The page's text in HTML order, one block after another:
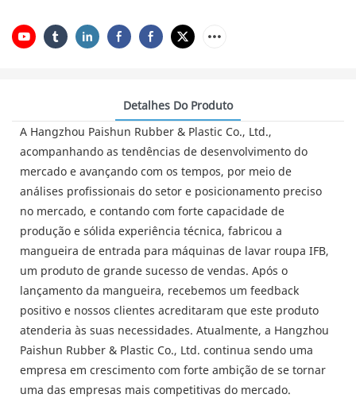
Detalhes Do Produto
A Hangzhou Paishun Rubber & Plastic Co., Ltd.,
acompanhando as tendências de desenvolvimento do
mercado e avançando com os tempos, por meio de
análises profissionais do setor e posicionamento preciso
no mercado, e contando com forte capacidade de
produção e sólida experiência técnica, fabricou a
mangueira de entrada para máquinas de lavar roupa IFB,
um produto de grande sucesso de vendas. Após o
lançamento da mangueira, recebemos um feedback
positivo e nossos clientes acreditaram que este produto
atenderia às suas necessidades. Atualmente, a Hangzhou
Paishun Rubber & Plastic Co., Ltd. continua sendo uma
empresa em crescimento com forte ambição de se tornar
uma das empresas mais competitivas do mercado.